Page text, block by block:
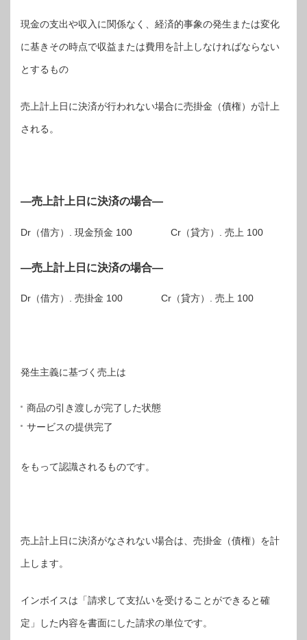
現金の支出や収入に関係なく、経済的事象の発生または変化
に基きその時点で収益または費用を計上しなければならない
とするもの
売上計上日に決済が行われない場合に売掛金（債権）が計上
される。
―売上計上日に決済の場合―
Dr（借方）. 現金預金 100 Cr（貸方）. 売上 100
―売上計上日に決済の場合―
Dr（借方）. 売掛金 100 Cr（貸方）. 売上 100
発生主義に基づく売上は
商品の引き渡しが完了した状態
サービスの提供完了
をもって認識されるものです。
売上計上日に決済がなされない場合は、売掛金（債権）を計
上します。
インボイスは「請求して支払いを受けることができると確
定」した内容を書面にした請求の単位です。